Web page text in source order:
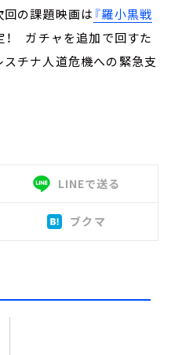
回の課題映画は 『羅小黒戦
！ ガチャを追加で回すた
チナ人道危機への緊急支
LINEで送る
ブクマ